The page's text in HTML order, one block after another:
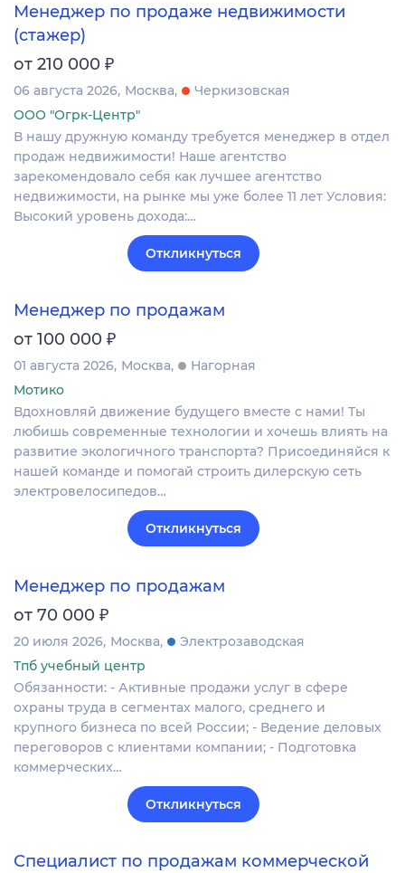
Менеджер по продаже недвижимости
(стажер)
от 210 000 ₽
06 августа 2026 Москва
Черкизовская
ООО "Огрк-Центр"
В нашу дружную команду требуется менеджер в отдел
продаж недвижимости! Наше агентство
зарекомендовало себя как лучшее агентство
недвижимости, на рынке мы уже более 11 лет Условия:
Высокий уровень дохода:…
Откликнуться
Менеджер по продажам
от 100 000 ₽
01 августа 2026 Москва
Нагорная
Мотико
Вдохновляй движение будущего вместе с нами! Ты
любишь современные технологии и хочешь влиять на
развитие экологичного транспорта? Присоединяйся к
нашей команде и помогай строить дилерскую сеть
электровелосипедов…
Откликнуться
Менеджер по продажам
от 70 000 ₽
20 июля 2026 Москва
Электрозаводская
Тпб учебный центр
Обязанности: - Активные продажи услуг в сфере
охраны труда в сегментах малого, среднего и
крупного бизнеса по всей России; - Ведение деловых
переговоров с клиентами компании; - Подготовка
коммерческих…
Откликнуться
Специалист по продажам коммерческой